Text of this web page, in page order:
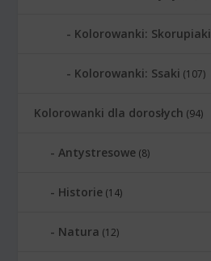
Kolorowanki: Skorupiaki
Kolorowanki: Ssaki (107)
Kolorowanki dla dorosłych (94)
Antystresowe (8)
Historie (14)
Natura (12)